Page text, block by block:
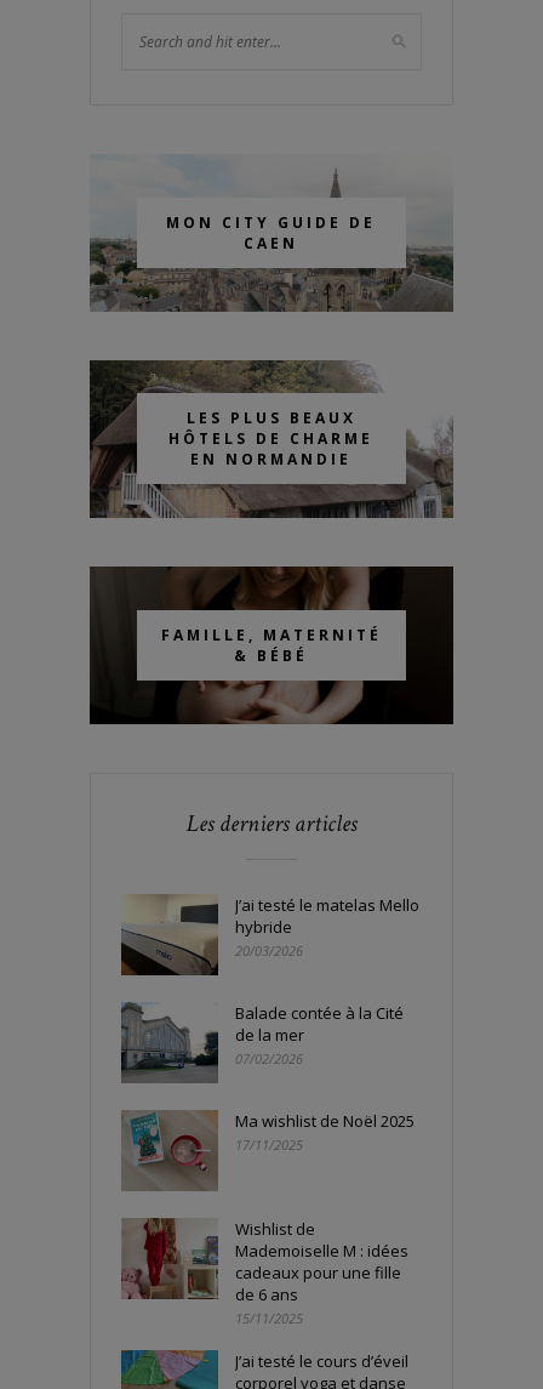
MON CITY GUIDE DE
CAEN
LES PLUS BEAUX
HÔTELS DE CHARME
EN NORMANDIE
FAMILLE, MATERNITÉ
& BÉBÉ
Les derniers articles
J’ai testé le matelas Mello
hybride
20/03/2026
Balade contée à la Cité
de la mer
07/02/2026
Ma wishlist de Noël 2025
17/11/2025
Wishlist de
Mademoiselle M : idées
cadeaux pour une fille
de 6 ans
15/11/2025
J’ai testé le cours d’éveil
corporel yoga et danse